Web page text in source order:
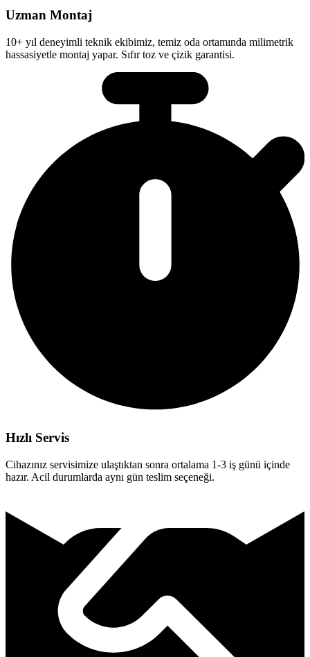
Uzman Montaj
10+ yıl deneyimli teknik ekibimiz, temiz oda ortamında milimetrik
hassasiyetle montaj yapar. Sıfır toz ve çizik garantisi.
Hızlı Servis
Cihazınız servisimize ulaştıktan sonra ortalama 1-3 iş günü içinde
hazır. Acil durumlarda aynı gün teslim seçeneği.